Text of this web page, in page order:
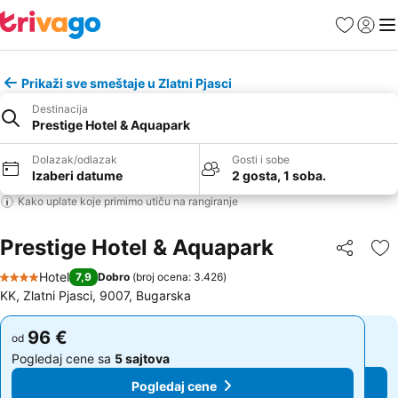
FavoritiPrijavi
Prikaži sve smeštaje u Zlatni Pjasci
Destinacija
Prestige Hotel & Aquapark
Dolazak/odlazak
Izaberi datume
Gosti i sobe
2 gosta, 1 soba.
Kako uplate koje primimo utiču na rangiranje
Prestige Hotel & Aquapark Deli
4 Zvezdice
Hotel 7,9 Dobro (broj ocena: 3.426)
KK, Zlatni Pjasci, 9007, Bugarska
od 96 €
Pogledaj cene sa 5 sajtova
Pogledaj cene
od 96 €
Pogledaj cene sa 5 sajtova
Pogledaj cene